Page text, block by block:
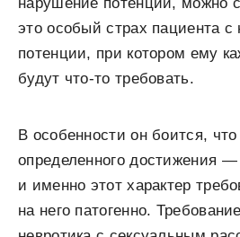
это особый страх пациента
потенции, при котором ему
будут что-то требовать.
В особенности он боится,
определенного достижения
и именно этот характер
на него патогенно.